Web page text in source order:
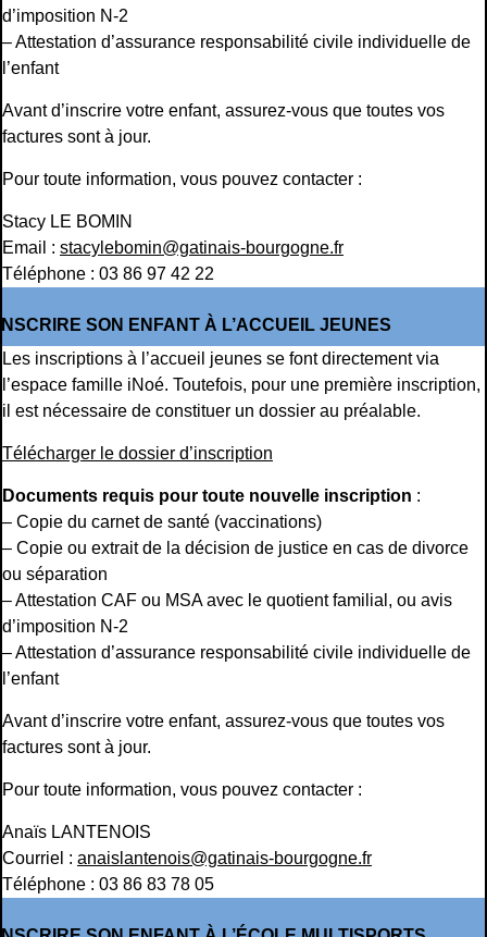
d’imposition N-2
– Attestation d’assurance responsabilité civile individuelle de
l’enfant
Avant d’inscrire votre enfant, assurez-vous que toutes vos
factures sont à jour.
Pour toute information, vous pouvez contacter :
Stacy LE BOMIN
Email : stacylebomin@gatinais-bourgogne.fr
Téléphone : 03 86 97 42 22
SON ENFANT À L’ACCUEIL JEUNES
Les inscriptions à l’accueil jeunes se font directement via
l’espace famille iNoé. Toutefois, pour une première inscription,
il est nécessaire de constituer un dossier au préalable.
Télécharger le dossier d’inscription
Documents requis pour toute nouvelle inscription :
– Copie du carnet de santé (vaccinations)
– Copie ou extrait de la décision de justice en cas de divorce
ou séparation
– Attestation CAF ou MSA avec le quotient familial, ou avis
d’imposition N-2
– Attestation d’assurance responsabilité civile individuelle de
l’enfant
Avant d’inscrire votre enfant, assurez-vous que toutes vos
factures sont à jour.
Pour toute information, vous pouvez contacter :
Anaïs LANTENOIS
Courriel : anaislantenois@gatinais-bourgogne.fr
Téléphone : 03 86 83 78 05